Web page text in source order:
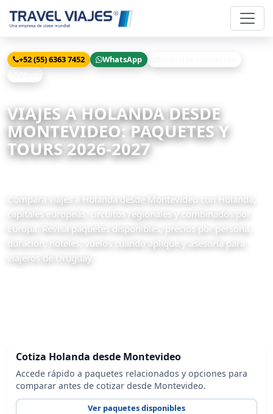
+52 (55) 6363 7452 WhatsApp
VIAJES A HOLANDA DESDE
MONTEVIDEO: PAQUETES Y
TOURS 2026-2027
Compara viajes a Holanda desde Montevideo con Holanda,
capitales europeas, circuitos regionales y combinados por
Europa. Revisa paquetes disponibles, precios por persona,
duración, hoteles, vuelos cuando aplique y asesoría para
viajeros de Uruguay.
Cotiza Holanda desde Montevideo
Accede rápido a paquetes relacionados y opciones para
comparar antes de cotizar desde Montevideo.
Ver paquetes disponibles